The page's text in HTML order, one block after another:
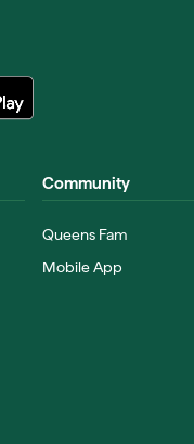
Community
Queens Fam
Mobile App